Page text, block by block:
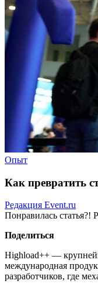
Опыт
Как превратить
Редакция Event.ru
Понравилась
Поделиться
Highload++ —
международная
разработчиков, где